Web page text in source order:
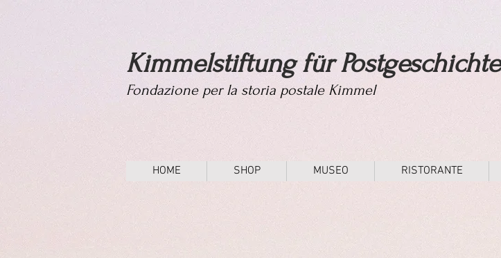
Kimmelstiftung für Postgeschichte
Fondazione per la storia postale Kimmel
HOME SHOP MUSEO RISTORANTE